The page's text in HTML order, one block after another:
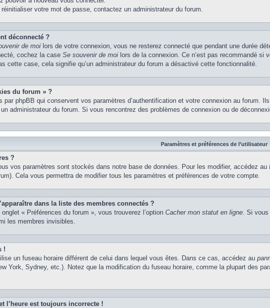
votre mot de passe, contactez un administrateur du forum.
déconnecté ?
de moi lors de votre connexion, vous ne resterez connecté que pendant une durée
cochez la case Se souvenir de moi lors de la connexion. Ce n’est pas recommandé
cette case, cela signifie qu’un administrateur du forum a désactivé cette fonctionnalité.
du forum » ?
par phpBB qui conservent vos paramètres d’authentification et votre connexion au forum.
administrateur du forum. Si vous rencontrez des problèmes de connexion ou de
Paramètres et préférences de l’utilisateur
?
vos paramètres sont stockés dans notre base de données. Pour les modifier, accédez au
Cela vous permettra de modifier tous les paramètres et préférences de votre compte.
dans la liste des membres connectés ?
« Préférences du forum », vous trouverez l’option Cacher mon statut en ligne. Si vous
les membres invisibles.
!
un fuseau horaire différent de celui dans lequel vous êtes. Dans ce cas, accédez au
York, Sydney, etc.). Notez que la modification du fuseau horaire, comme la plupart des
l’heure est toujours incorrecte !